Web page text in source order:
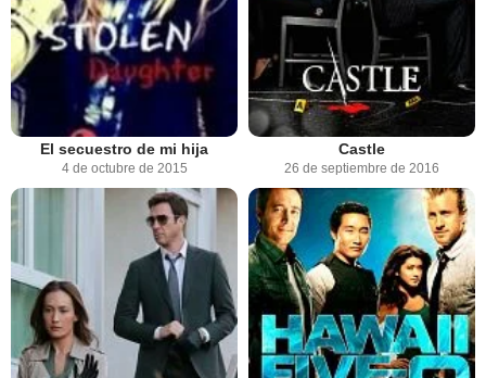
El secuestro de mi hija
4 de octubre de 2015
Castle
26 de septiembre de 2016